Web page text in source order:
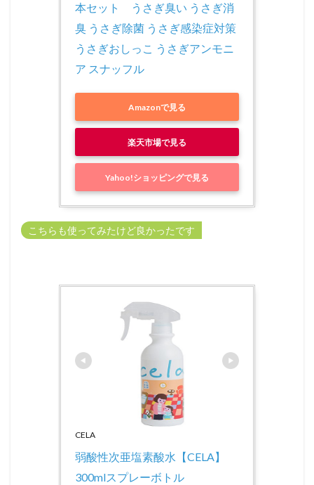
本セット　うさぎ臭い うさぎ消
臭 うさぎ除菌 うさぎ感染症対策
うさぎおしっこ うさぎアンモニ
ア スナッフル
Amazonで見る
楽天市場で見る
Yahoo!ショッピングで見る
こちらも使ってみたけど良かったです
CELA
弱酸性次亜塩素酸水【CELA】
300mlスプレーボトル